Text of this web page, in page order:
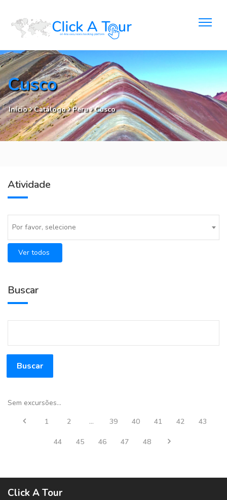
Cusco
Início Catálogo Peru Cusco
Atividade
Por favor, selecione
Ver todos
Buscar
Buscar
Sem excursões...
1
2 ... 39 40 41 42 43
44 45 46 47 48
Click A Tour